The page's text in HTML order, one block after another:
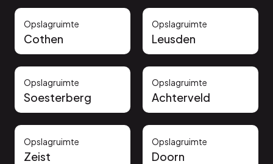
Opslagruimte
Cothen
Opslagruimte
Leusden
Opslagruimte
Soesterberg
Opslagruimte
Achterveld
Opslagruimte
Zeist
Opslagruimte
Doorn